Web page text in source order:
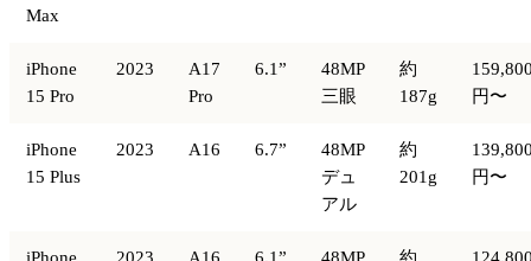
Max
iPhone
15 Pro
2023
A17
Pro
6.1”
48MP
三眼
約
187g
円〜
iPhone
15 Plus
2023 A16 6.7”
48MP
デュ
アル
約
201g
円〜